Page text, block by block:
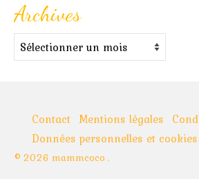
Archives
Archives
Contact Mentions légales
Données personnelles et cookies
© 2026 mammcoco .